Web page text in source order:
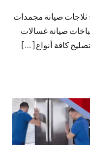
ثلاجات صيانة مجمدات
صيانة غسالات
كافة أنواع […]